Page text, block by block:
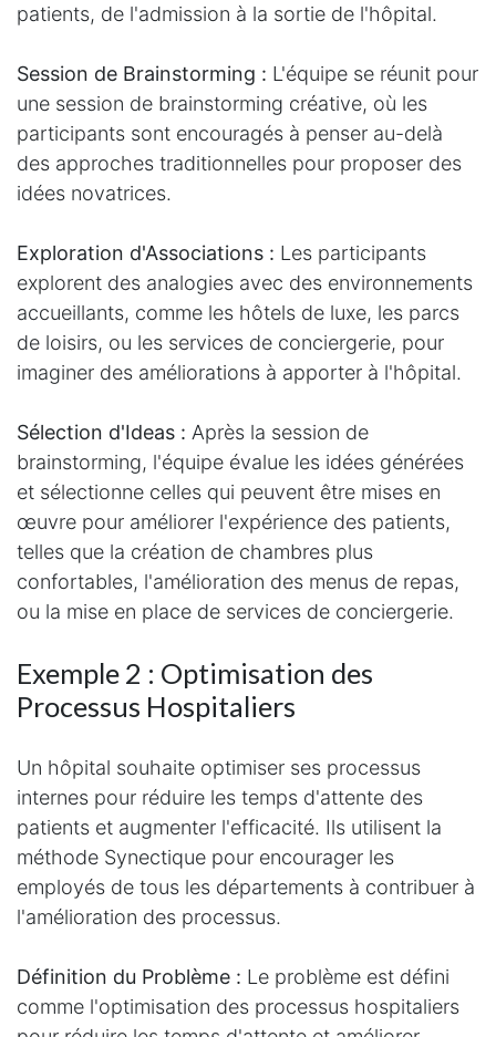
patients, de l'admission à la sortie de l'hôpital.
Session de Brainstorming : L'équipe se réunit pour
une session de brainstorming créative, où les
participants sont encouragés à penser au-delà
des approches traditionnelles pour proposer des
idées novatrices.
Exploration d'Associations : Les participants
explorent des analogies avec des environnements
accueillants, comme les hôtels de luxe, les parcs
de loisirs, ou les services de conciergerie, pour
imaginer des améliorations à apporter à l'hôpital.
Sélection d'Ideas : Après la session de
brainstorming, l'équipe évalue les idées générées
et sélectionne celles qui peuvent être mises en
œuvre pour améliorer l'expérience des patients,
telles que la création de chambres plus
confortables, l'amélioration des menus de repas,
ou la mise en place de services de conciergerie.
Exemple 2 : Optimisation des
Processus Hospitaliers
Un hôpital souhaite optimiser ses processus
internes pour réduire les temps d'attente des
patients et augmenter l'efficacité. Ils utilisent la
méthode Synectique pour encourager les
employés de tous les départements à contribuer à
l'amélioration des processus.
Définition du Problème : Le problème est défini
comme l'optimisation des processus hospitaliers